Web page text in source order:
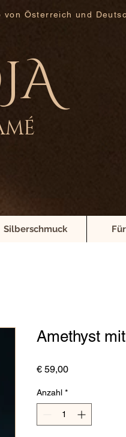
von Österreich und
Silberschmuck
Amethyst
€ 59,00Preis
Anzahl *